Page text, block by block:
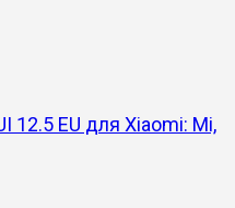
12.5 EU для Xiaomi: Mi,